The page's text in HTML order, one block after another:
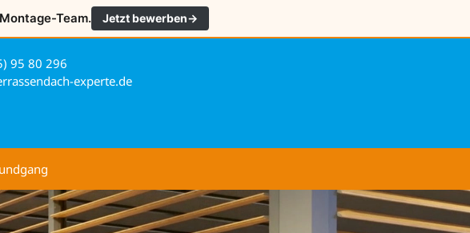
Team. Jetzt bewerben→
95 80 296
experte.de